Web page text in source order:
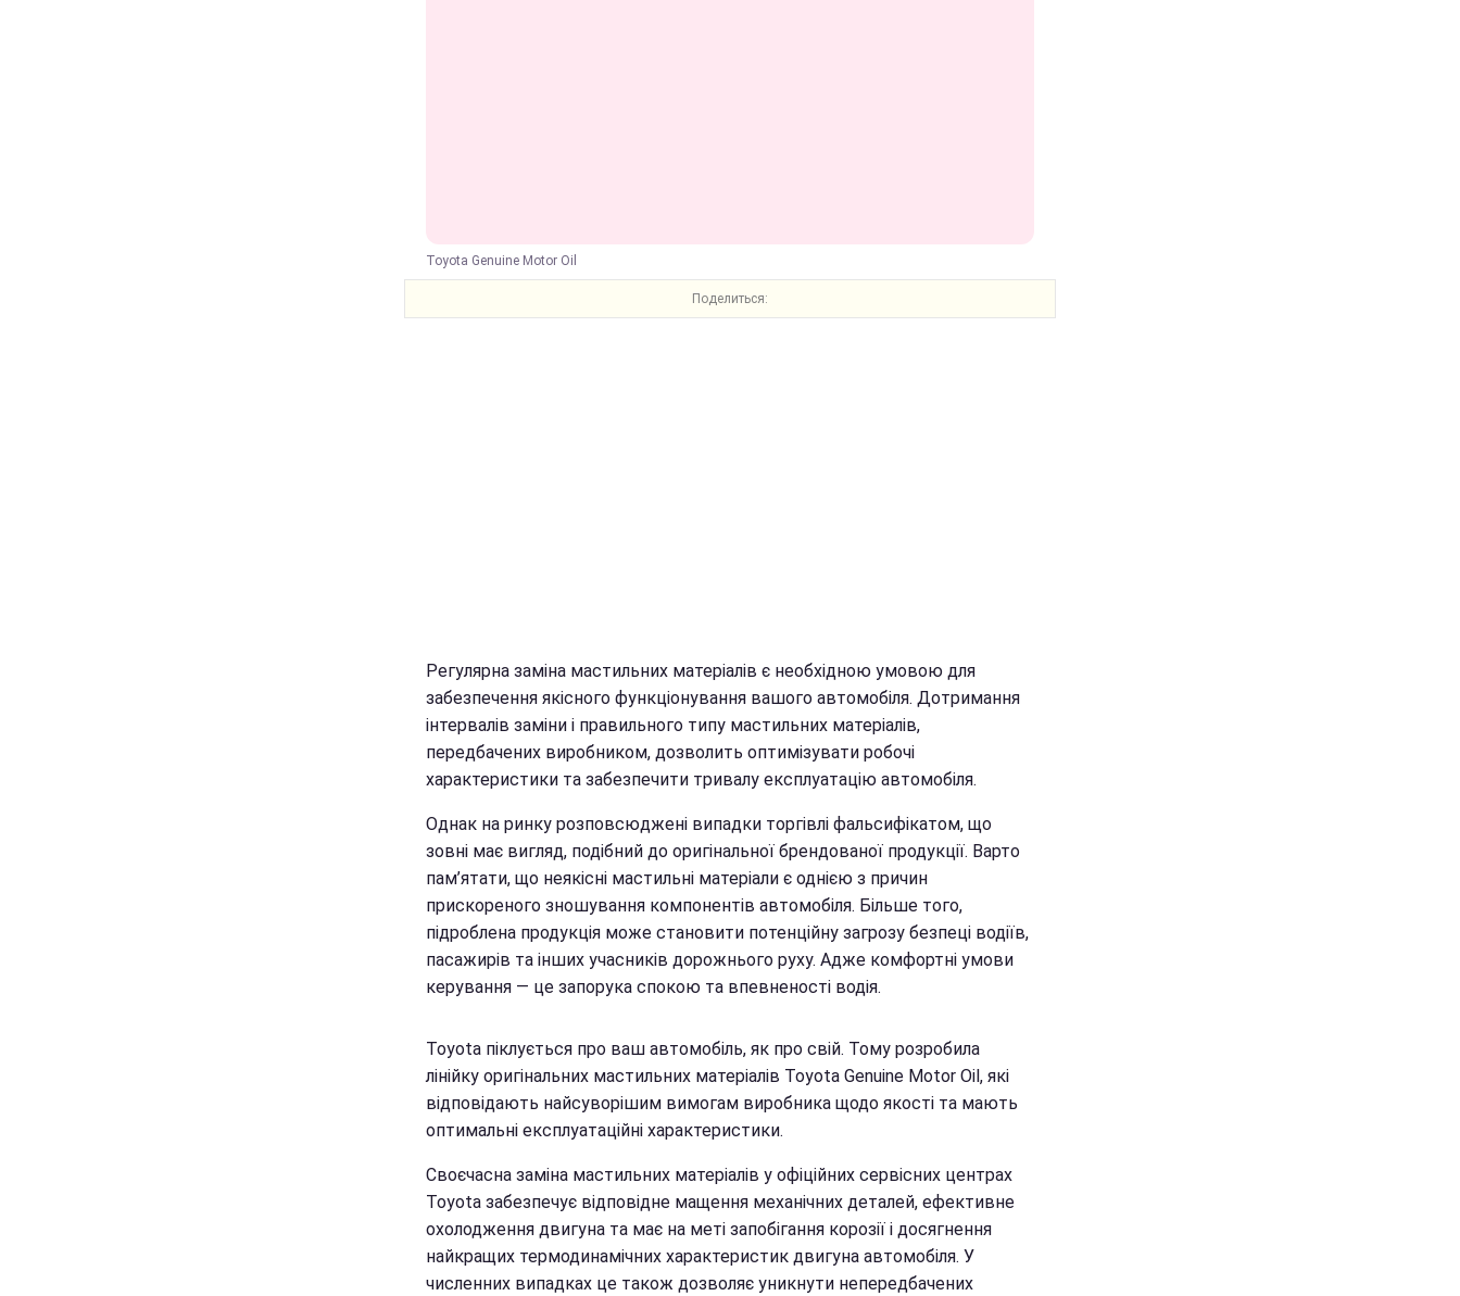
Toyota Genuine Motor Oil
Поделиться:
Регулярна заміна мастильних матеріалів є необхідною умовою для
забезпечення якісного функціонування вашого автомобіля. Дотримання
інтервалів заміни і правильного типу мастильних матеріалів,
передбачених виробником, дозволить оптимізувати робочі
характеристики та забезпечити тривалу експлуатацію автомобіля.
Однак на ринку розповсюджені випадки торгівлі фальсифікатом, що
зовні має вигляд, подібний до оригінальної брендованої продукції. Варто
пам’ятати, що неякісні мастильні матеріали є однією з причин
прискореного зношування компонентів автомобіля. Більше того,
підроблена продукція може становити потенційну загрозу безпеці водіїв,
пасажирів та інших учасників дорожнього руху. Адже комфортні умови
керування — це запорука спокою та впевненості водія.
Toyota піклується про ваш автомобіль, як про свій. Тому розробила
лінійку оригінальних мастильних матеріалів Toyota Genuine Motor Oil, які
відповідають найсуворішим вимогам виробника щодо якості та мають
оптимальні експлуатаційні характеристики.
Своєчасна заміна мастильних матеріалів у офіційних сервісних центрах
Toyota забезпечує відповідне мащення механічних деталей, ефективне
охолодження двигуна та має на меті запобігання корозії і досягнення
найкращих термодинамічних характеристик двигуна автомобіля. У
численних випадках це також дозволяє уникнути непередбачених